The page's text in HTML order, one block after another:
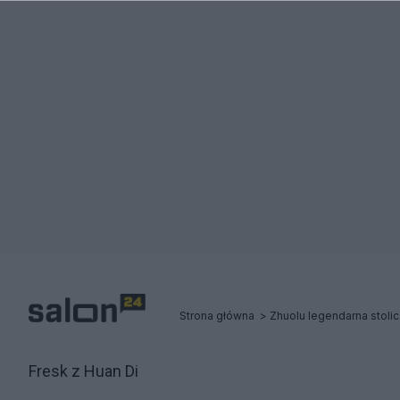
Strona główna Zhuolu legendarna
Fresk z Huan Di